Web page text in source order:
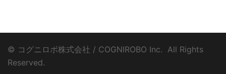
© コグニロボ株式会社 / COGNIROBO Inc. ­ All Rights
Reserved.